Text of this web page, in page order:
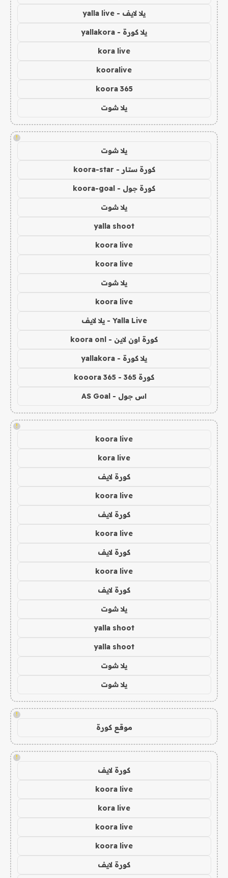
يلا لايف - yalla live
يلا كورة - yallakora
kora live
kooralive
koora 365
يلا شوت
!
يلا شوت
كورة ستار - koora-star
كورة جول - koora-goal
يلا شوت
yalla shoot
koora live
koora live
يلا شوت
koora live
Yalla Live - يلا لايف
كورة اون لاين - koora onl
يلا كورة - yallakora
كورة 365 - kooora 365
اس جول - AS Goal
!
koora live
kora live
كورة لايف
koora live
كورة لايف
koora live
كورة لايف
koora live
كورة لايف
يلا شوت
yalla shoot
yalla shoot
يلا شوت
يلا شوت
!
موقع كورة
!
كورة لايف
koora live
kora live
koora live
koora live
كورة لايف